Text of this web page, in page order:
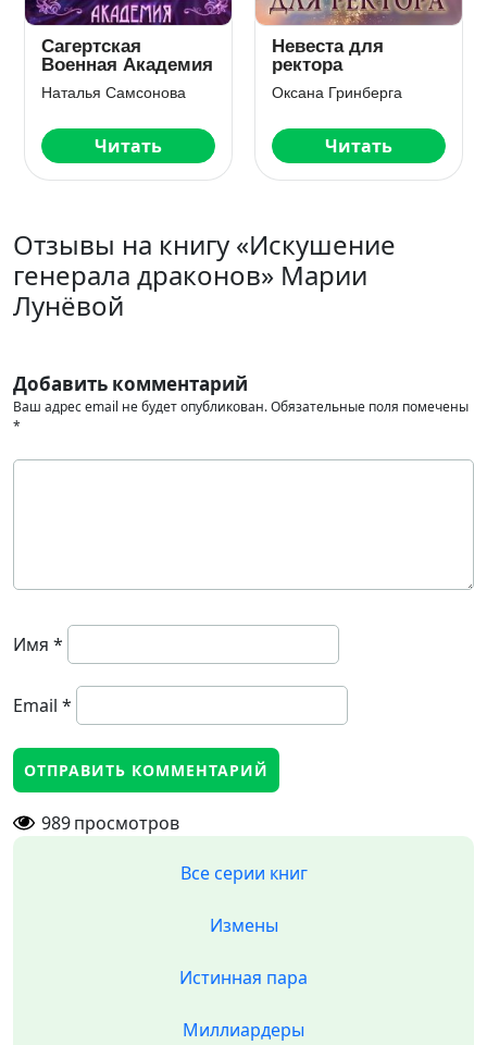
Мерзавец высшей
академии
Виктория Миллс
Читать
Оборотень по
объявлению. Тень
Наталья Буланова
Читать
Отзывы на книгу «Искушение
генерала драконов» Марии
Лунёвой
Добавить комментарий
Ваш адрес email не будет опубликован.Обязательные поля помечены
*
Имя *
Email *
989просмотров
Все серии книг
Измены
Истинная пара
Миллиардеры